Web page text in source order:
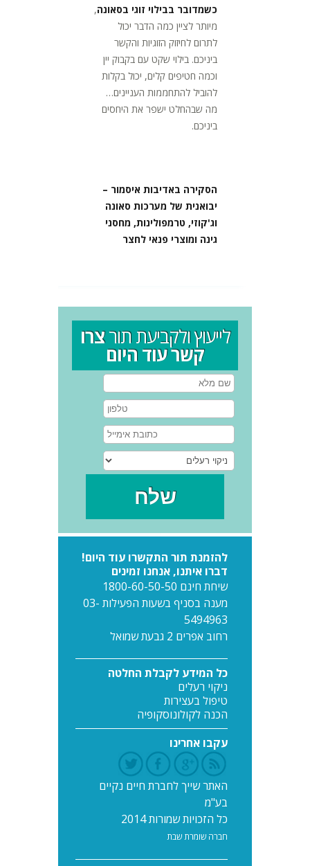
כשמדובר בבילוי זוגי בסאונה,
מיותר לציין כמה הדבר יכול
לתרום לחיזוק הזוגיות והקשר
ביניכם. בילוי שקט עם בקבוק יין
וכמה חטיפים קלים, יכול בקלות
להוביל להתחממות העניינים…
מה שבהחלט ישפר את היחסים
ביניכם.
הסקירה באדיבות איסמור –
יבואנית של מערכות סאונה
וג'קוזי, טרמפולינות, מחסני
גינה ומוצרי פנאי לחצר
לייעוץ ולקביעת תורצרו
קשר עוד היום
להזמנת תור התקשרו עוד היום!
דברו איתנו, אנחנו זמינים
שיחת חינם 1800-60-50-50
מענה בסניף בשעות הפעילות 03-
5494963
רחוב אפרים 2 גבעת שמואל
כל המידע לקבלת החלטה
ניקוי רעלים
טיפול בעצירות
הכנה לקולונוסקופיה
עקבו אחרינו
האתר שייך לחברת חיים נקיים
בע"מ
כל הזכויות שמורות 2014
חברה שומרת שבת